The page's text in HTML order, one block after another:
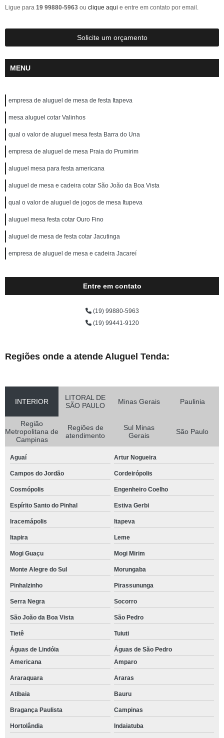
Ligue para 19 99880-5963 ou clique aqui e entre em contato por email.
Solicite um orçamento
MENU
empresa de aluguel de mesa de festa Itapeva
mesa aluguel cotar Valinhos
qual o valor de aluguel mesa festa Barra do Una
empresa de aluguel de mesa Praia do Prumirim
aluguel mesa para festa americana
aluguel de mesa e cadeira cotar São João da Boa Vista
qual o valor de aluguel de jogos de mesa Itupeva
aluguel mesa festa cotar Ouro Fino
aluguel de mesa de festa cotar Jacutinga
empresa de aluguel de mesa e cadeira Jacareí
Entre em contato
(19) 99880-5963
(19) 99441-9120
Regiões onde a atende Aluguel Tenda:
INTERIOR
LITORAL DE
SÃO PAULO
Minas Gerais Paulinia
Região
Metropolitana de
Campinas
Regiões de
atendimento
Sul Minas
Gerais
São Paulo
Aguaí Artur Nogueira
Campos do Jordão Cordeirópolis
Cosmópolis Engenheiro Coelho
Espírito Santo do Pinhal Estiva Gerbi
Iracemápolis Itapeva
Itapira Leme
Mogi Guaçu Mogi Mirim
Monte Alegre do Sul Morungaba
Pinhalzinho Pirassununga
Serra Negra Socorro
São João da Boa Vista São Pedro
Tietê Tuiuti
Águas de Lindóia
Águas de São Pedro
Americana
Amparo
Araraquara Araras
Atibaia Bauru
Bragança Paulista Campinas
Hortolândia Indaiatuba